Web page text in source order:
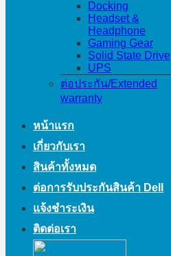
Docking
Headset &
Headphone
Gaming Gear
Solid State Drive
UPS
ต่อประกัน/Extended
warranty
หน้าแรก
เกี่ยวกับเรา
สินค้าทั้งหมด
ต่อการรับประกันสินค้า Dell
แจ้งชำระเงิน
ติดต่อเรา